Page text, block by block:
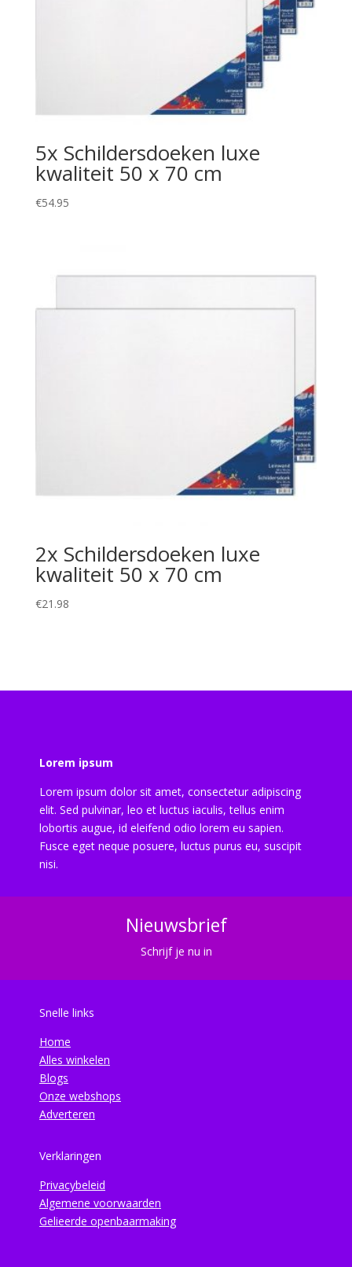
5x Schildersdoeken luxe
kwaliteit 50 x 70 cm
€54.95
2x Schildersdoeken luxe
kwaliteit 50 x 70 cm
€21.98
Lorem ipsum
Lorem ipsum dolor sit amet, consectetur adipiscing
elit. Sed pulvinar, leo et luctus iaculis, tellus enim
lobortis augue, id eleifend odio lorem eu sapien.
Fusce eget neque posuere, luctus purus eu, suscipit
nisi.
Nieuwsbrief
Schrijf je nu in
Snelle links
Home
Alles winkelen
Blogs
Onze webshops
Adverteren
Verklaringen
Privacybeleid
Algemene voorwaarden
Gelieerde openbaarmaking